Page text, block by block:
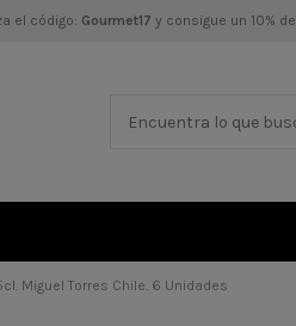
el código: Gourmet17 y consigue un 10% de
Miguel Torres Chile. 6 Unidades